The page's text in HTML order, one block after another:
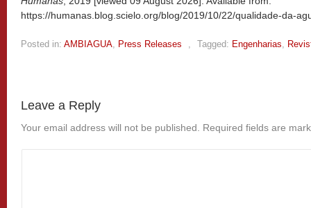
https://humanas.blog.scielo.org/blog/2019/10/22/qualidade-da-
Posted in: AMBIAGUA Press Releases Tagged: Engenharias
Leave a Reply
Your email address will not be published. Required fields are